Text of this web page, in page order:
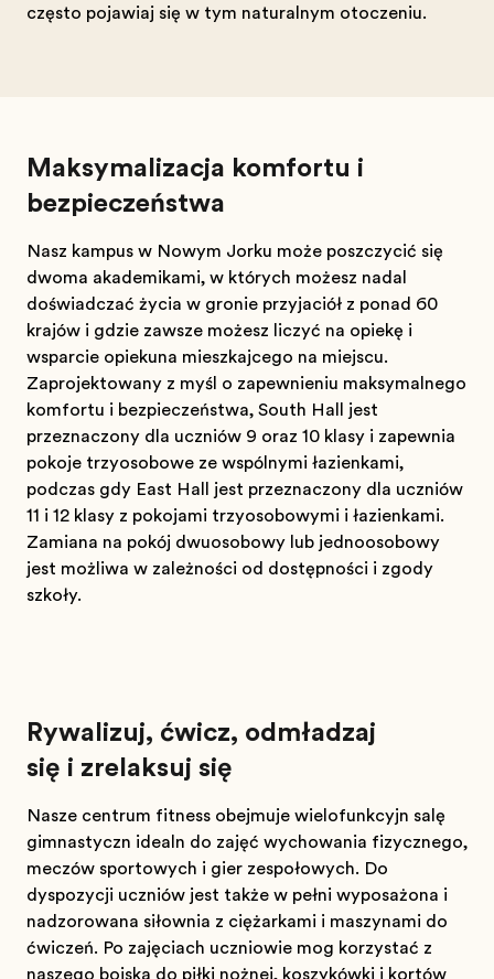
często pojawiają się w tym naturalnym otoczeniu.
Maksymalizacja komfortu i
bezpieczeństwa
Nasz kampus w Nowym Jorku może poszczycić się
dwoma akademikami, w których możesz nadal
doświadczać życia w gronie przyjaciół z ponad 60
krajów i gdzie zawsze możesz liczyć na opiekę i
wsparcie opiekuna mieszkającego na miejscu.
Zaprojektowany z myślą o zapewnieniu maksymalnego
komfortu i bezpieczeństwa, South Hall jest
przeznaczony dla uczniów 9 oraz 10 klasy i zapewnia
pokoje trzyosobowe ze wspólnymi łazienkami,
podczas gdy East Hall jest przeznaczony dla uczniów
11 i 12 klasy z pokojami trzyosobowymi i łazienkami.
Zamiana na pokój dwuosobowy lub jednoosobowy
jest możliwa w zależności od dostępności i zgody
szkoły.
Rywalizuj, ćwicz, odmładzaj
się i zrelaksuj się
Nasze centrum fitness obejmuje wielofunkcyjną salę
gimnastyczną idealną do zajęć wychowania fizycznego,
meczów sportowych i gier zespołowych. Do
dyspozycji uczniów jest także w pełni wyposażona i
nadzorowana siłownia z ciężarkami i maszynami do
ćwiczeń. Po zajęciach uczniowie mogą korzystać z
naszego boiska do piłki nożnej, koszykówki i kortów